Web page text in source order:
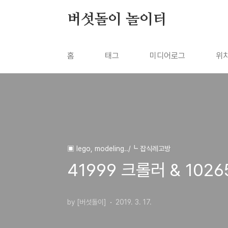
버섯돌이 놀이터
홈 태그 미디어로그 위
▣ lego, modeling../┗ 잡식레고방
41999 크롤러 &
by [버섯돌이] 2019. 3. 17.